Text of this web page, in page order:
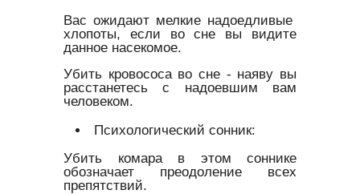
Вас ожидают мелкие надоедливые
хлопоты, если во сне вы видите
данное насекомое.
Убить кровососа во сне - наяву вы
расстанетесь с надоевшим вам
человеком.
Психологический сонник:
Убить комара в этом соннике
обозначает преодоление всех
препятствий.